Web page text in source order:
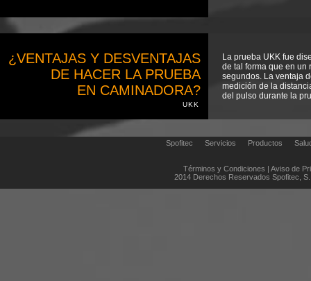
¿VENTAJAS Y DESVENTAJAS
DE HACER LA PRUEBA
EN CAMINADORA?
UKK
La prueba UKK fue
de tal forma que en un
segundos. La ventaja
medición de la
del pulso durante la
Spofitec Servicios Productos
Términos y Condiciones
Aviso de
2014 Derechos Reservados Spofitec, S.